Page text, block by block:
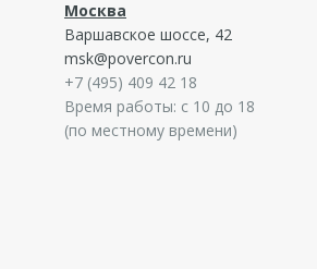
Москва
Варшавское шоссе, 42
msk@povercon.ru
+7 (495) 409 42 18
Время работы: с 10 до 18
(по местному времени)